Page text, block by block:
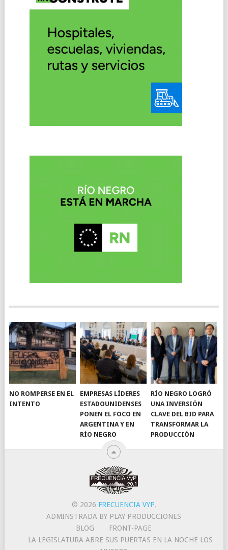
NO ROMPERSE EN EL
INTENTO
EMPRESAS LÍDERES
ESTADOUNIDENSES
PONEN EL FOCO EN
ARGENTINA Y EN
RÍO NEGRO
RÍO NEGRO LOGRÓ
UNA INVERSIÓN
CLAVE DEL BID PARA
TRANSFORMAR LA
PRODUCCIÓN
© 2026 FRECUENCIA VYP.
ADMINSTRADA BY PLAY PRODUCCIONES
BLOG
FRONT-PAGE
LA LEGISLATURA ABRE SUS PUERTAS EN LA NOCHE LOS